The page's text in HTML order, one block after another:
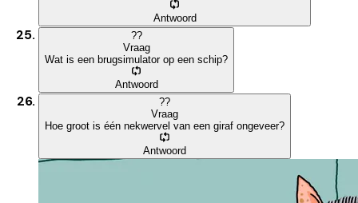
Antwoord
??
Vraag
Wat is een brugsimulator op een schip?
Antwoord
??
Vraag
Hoe groot is één nekwervel van een giraf ongeveer?
Antwoord